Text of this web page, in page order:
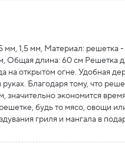
1,5 мм, Материал: решетка -
Общая длина: 60 см Решетка
на открытом огне. Удобная
Благодаря тому, что
экономится
будь то мясо, овощи
гриля и мангала в